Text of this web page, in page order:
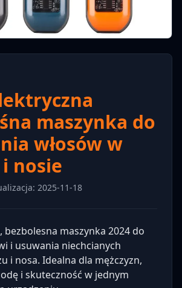
maszynka do
włosów w
nosie
2025-11-18
bezbolesna maszynka 2024 do
i usuwania niechcianych
i nosa. Idealna dla mężczyzn,
i skuteczność w jednym